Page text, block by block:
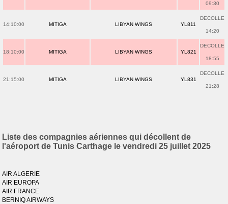
09:30
14:10:00 MITIGA LIBYAN WINGS YL811
DECOLLE
14:20
18:10:00 MITIGA LIBYAN WINGS YL821
DECOLLE
18:55
21:15:00 MITIGA LIBYAN WINGS YL831
DECOLLE
21:28
Liste des compagnies aériennes qui décollent de
l'aéroport de Tunis Carthage le vendredi 25 juillet 2025
AIR ALGERIE
AIR EUROPA
AIR FRANCE
BERNIQ AIRWAYS